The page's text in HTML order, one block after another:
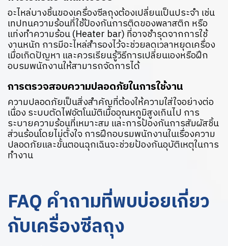
อะไหล่บางชิ้นของเครื่องซีลถุงต้องเปลี่ยนเป็นประจำ เช่น
เทปทนความร้อนที่ใช้ป้องกันการติดของพลาสติก หรือ
แท่งทำความร้อน (Heater bar) ที่อาจชำรุดจากการใช้
งานหนัก การมีอะไหล่สำรองไว้จะช่วยลดเวลาหยุดเครื่อง
เมื่อเกิดปัญหา และควรเรียนรู้วิธีการเปลี่ยนเองหรือฝึก
อบรมพนักงานให้สามารถจัดการได้
การตรวจสอบความปลอดภัยในการใช้งาน
ความปลอดภัยเป็นสิ่งสำคัญที่ต้องให้ความใส่ใจอย่างต่อ
เนื่อง ระบบตัดไฟอัตโนมัติเมื่ออุณหภูมิสูงเกินไป การ
ระบายความร้อนที่เหมาะสม และการป้องกันการสัมผัสชิ้น
ส่วนร้อนโดยไม่ตั้งใจ การฝึกอบรมพนักงานในเรื่องความ
ปลอดภัยและขั้นตอนฉุกเฉินจะช่วยป้องกันอุบัติเหตุในการ
ทำงาน
FAQ คำถามที่พบบ่อยเกี่ยว
กับเครื่องซีลถุง